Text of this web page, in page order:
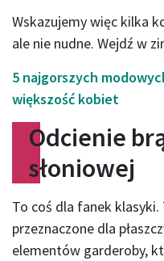
Wskazujemy więc kilka
ale nie nudne. Wejdź w
5 najgorszych
większość kobiet
Od­cie­nie
słoniowej
To coś dla fanek
przeznaczone dla
elementów garderoby,